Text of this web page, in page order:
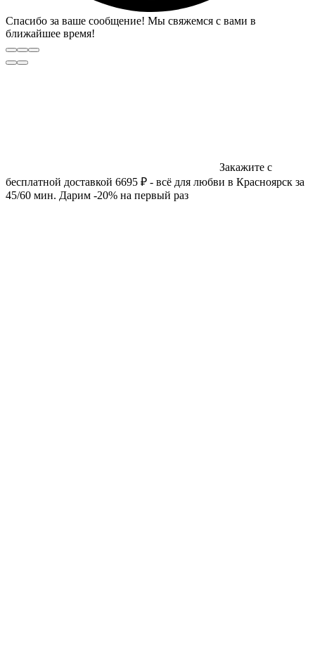
Спасибо за ваше сообщение! Мы свяжемся с вами в
ближайшее время!
Закажите с
бесплатной доставкой 6695 ₽ - всё для любви в Красноярск за
45/60 мин. Дарим -20% на первый раз